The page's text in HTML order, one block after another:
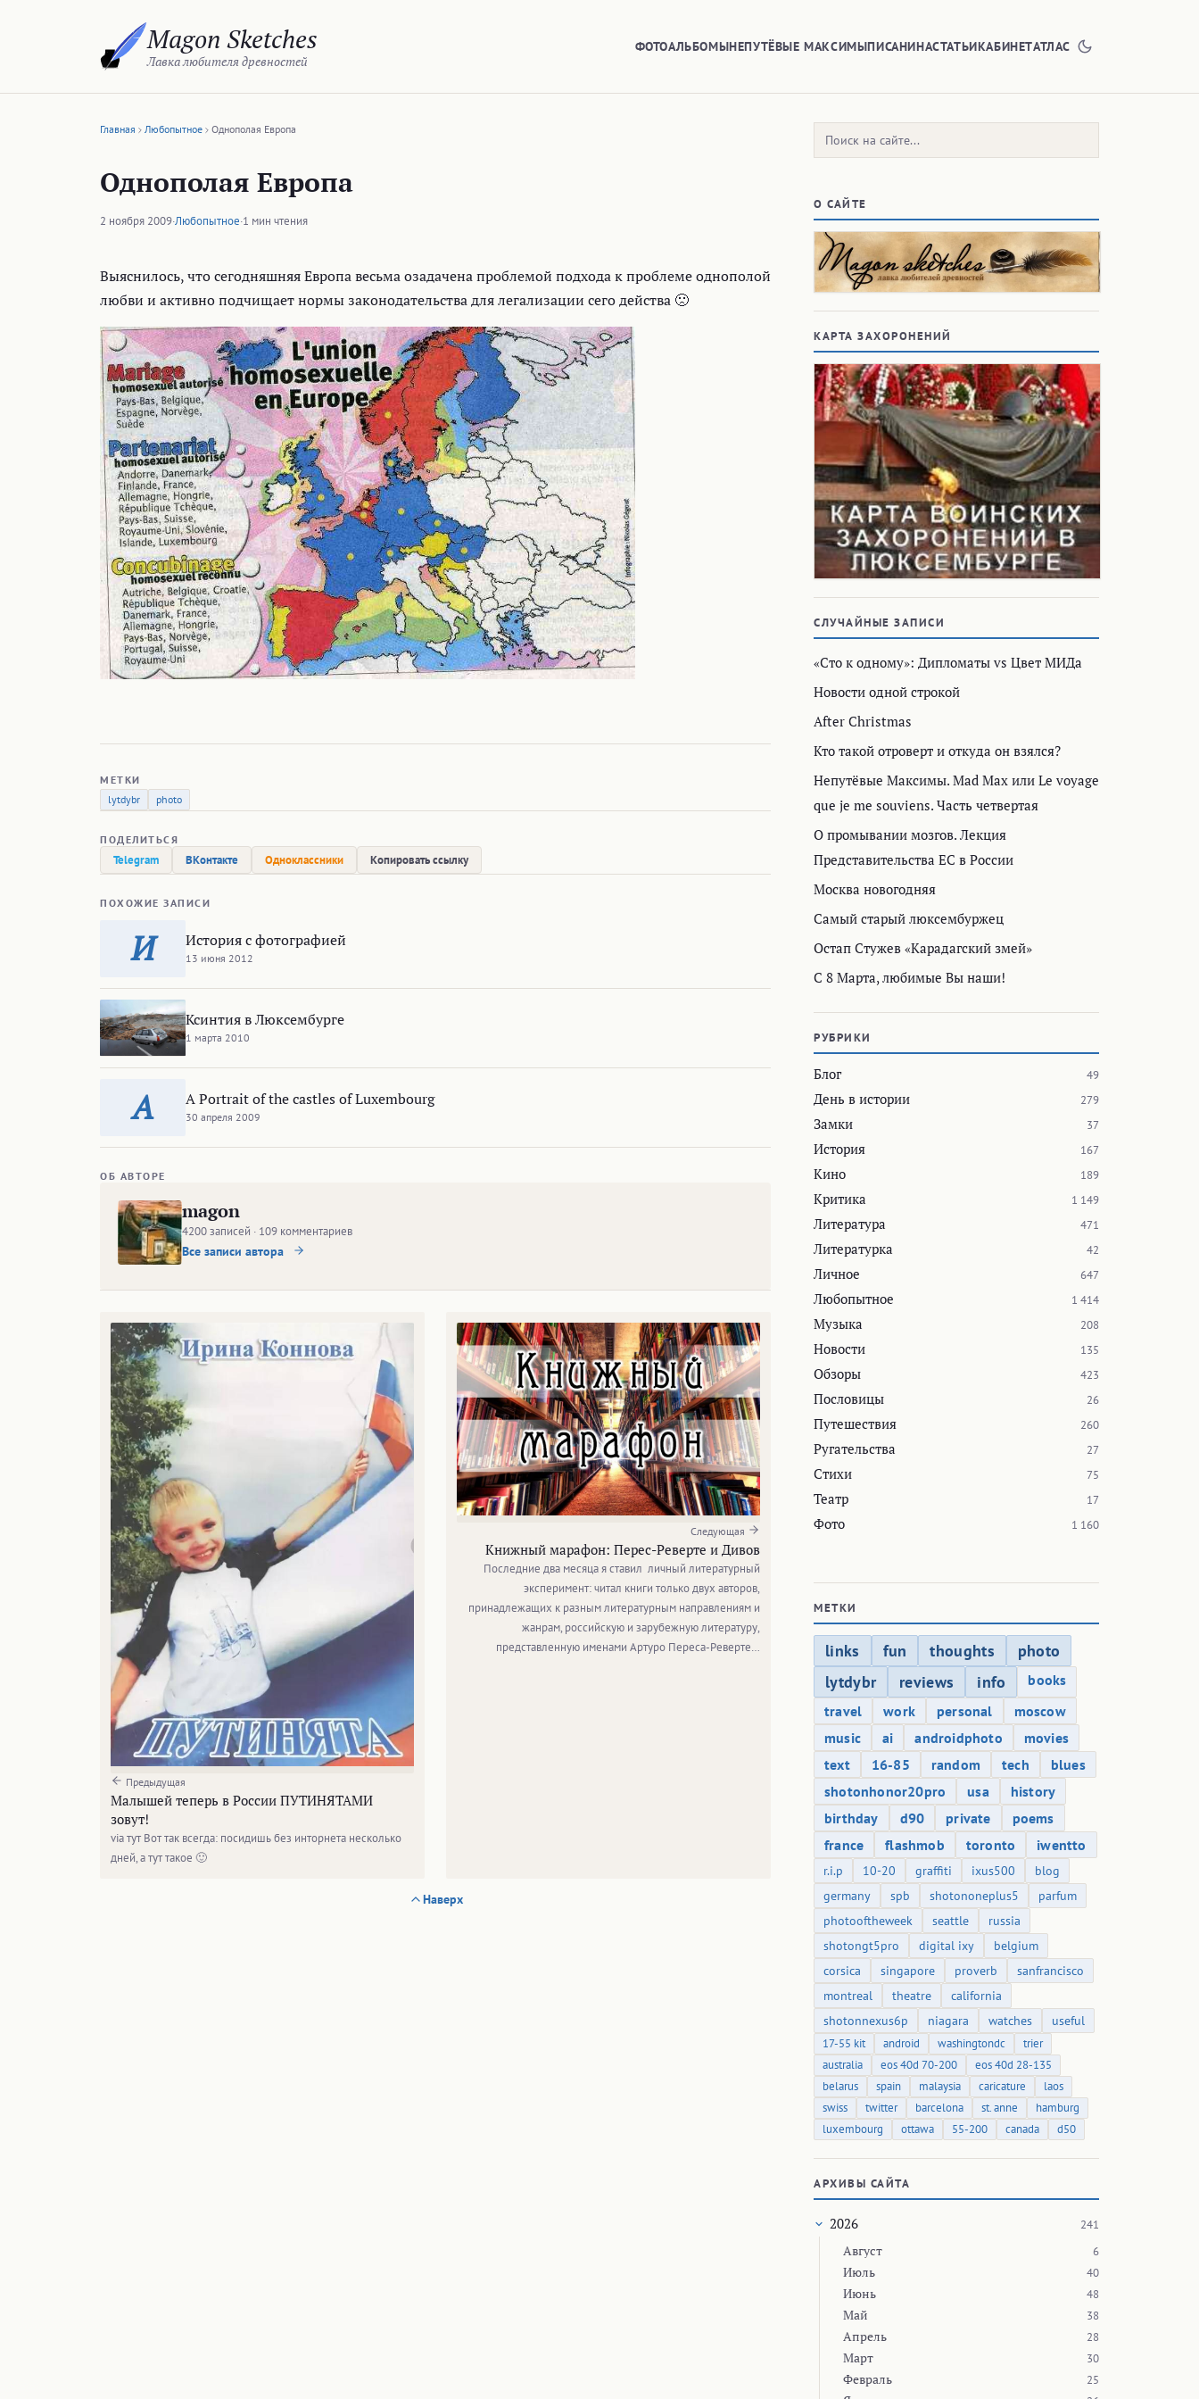
Magon Sketches
Лавка любителя древностей
ФОТОАЛЬБОМЫНЕПУТЁВЫЕ МАКСИМЫПИСАНИНАСТАТЬИКАБИНЕТАТЛАС
Главная Любопытное Однополая Европа
Однополая Европа
2 ноября 2009·Любопытное·1 мин чтения
Выяснилось, что сегодняшняя Европа весьма озадачена проблемой подхода к проблеме однополой
любви и активно подчищает нормы законодательства для легализации сего действа 🙁
МЕТКИ
lytdybr
photo
ПОДЕЛИТЬСЯ
Telegram ВКонтакте Одноклассники Копировать ссылку
ПОХОЖИЕ ЗАПИСИ
И История с фотографией
13 июня 2012
Ксинтия в Люксембурге
1 марта 2010
A A Portrait of the castles of Luxembourg
30 апреля 2009
ОБ АВТОРЕ
magon
4200 записей · 109 комментариев
Все записи автора
Предыдущая
Малышей теперь в России ПУТИНЯТАМИ
зовут!
via тут Вот так всегда: посидишь без инторнета несколько
дней, а тут такое 🙂
Следующая
Книжный марафон: Перес-Реверте и Дивов
Последние два месяца я ставил личный литературный
эксперимент: читал книги только двух авторов,
принадлежащих к разным литературным направлениям и
жанрам, российскую и зарубежную литературу,
представленную именами Артуро Переса-Реверте…
Наверх
Поиск:
О САЙТЕ
КАРТА ЗАХОРОНЕНИЙ
СЛУЧАЙНЫЕ ЗАПИСИ
«Сто к одному»: Дипломаты vs Цвет МИДа
Новости одной строкой
After Christmas
Кто такой отроверт и откуда он взялся?
Непутёвые Максимы. Mad Max или Le voyage
que je me souviens. Часть четвертая
О промывании мозгов. Лекция
Представительства ЕС в России
Москва новогодняя
Самый старый люксембуржец
Остап Стужев «Карадагский змей»
С 8 Марта, любимые Вы наши!
РУБРИКИ
Блог 49
День в истории 279
Замки 37
История 167
Кино 189
Критика 1 149
Литература 471
Литературка 42
Личное 647
Любопытное 1 414
Музыка 208
Новости 135
Обзоры 423
Пословицы 26
Путешествия 260
Ругательства 27
Стихи 75
Театр 17
Фото 1 160
МЕТКИ
links fun thoughts
photo
lytdybr
reviews info
books
travel
work personal
moscow
music
ai androidphoto
movies
text
16-85 random tech
blues
shotonhonor20pro
usa
history
birthday
d90 private
poems
france
flashmob toronto iwentto
r.i.p 10-20 graffiti ixus500
blog
germany
spb shotononeplus5
parfum
photooftheweek
seattle
russia
shotongt5pro
digital ixy
belgium
corsica
singapore proverb
sanfrancisco
montreal
theatre
california
shotonnexus6p
niagara watches useful
17-55 kit android washingtondc
trier
australia
eos 40d 70-200
eos 40d 28-135
belarus
spain malaysia caricature
laos
swiss
twitter barcelona st. anne
hamburg
luxembourg
ottawa 55-200 canada d50
АРХИВЫ САЙТА
2026 241
Август 6
Июль 40
Июнь 48
Май 38
Апрель 28
Март 30
Февраль 25